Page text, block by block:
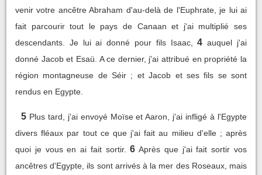
venir votre ancêtre Abraham d'au-delà de l'Euphrate, je lui ai
fait parcourir tout le pays de Canaan et j'ai multiplié ses
descendants. Je lui ai donné pour fils Isaac,
4 auquel j'ai
donné Jacob et Esaü. A ce dernier, j'ai attribué en propriété la
région montagneuse de Séir ; et Jacob et ses fils se sont
rendus en Egypte.
5 Plus tard, j'ai envoyé Moïse et Aaron, j'ai infligé à l'Egypte
divers fléaux par tout ce que j'ai fait au milieu d'elle ; après
quoi je vous en ai fait sortir. 6 Après que j'ai fait sortir vos
ancêtres d'Egypte, ils sont arrivés à la mer des Roseaux, mais